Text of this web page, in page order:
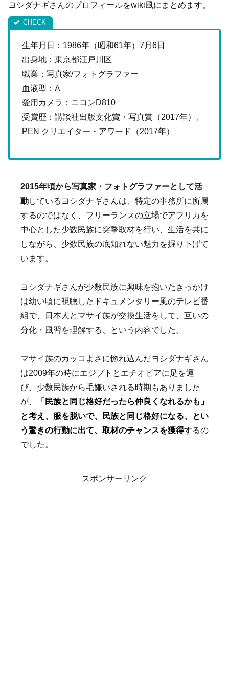
ヨシダナギさんのプロフィールをwiki風にまとめます。
生年月日：1986年（昭和61年）7月6日
出身地：東京都江戸川区
職業：写真家/フォトグラファー
血液型：A
愛用カメラ：ニコンD810
受賞歴：講談社出版文化賞・写真賞（2017年）、
PEN クリエイター・アワード（2017年）
2015年頃から写真家・フォトグラファーとして活
動しているヨシダナギさんは、特定の事務所に所属
するのではなく、フリーランスの立場でアフリカを
中心とした少数民族に突撃取材を行い、生活を共に
しながら、少数民族の底知れない魅力を掘り下げて
います。
ヨシダナギさんが少数民族に興味を抱いたきっかけ
は幼い頃に視聴したドキュメンタリー風のテレビ番
組 で、日本人とマサイ族が交換生活をして、互いの
分化・風習を理解する、という内容でした。
マサイ族のカッコよさに惚れ込んだヨシダナギさん
は2009年の時にエジプトとエチオピアに足を運
び、少数民族から毛嫌いされる時期もありました
が、
「民族と同じ格好だったら仲良くなれるかも」
と考え、服を脱いで、民族と同じ格好になる、とい
う驚きの行動に出て、取材のチャンスを獲得するの
でした。
スポンサーリンク